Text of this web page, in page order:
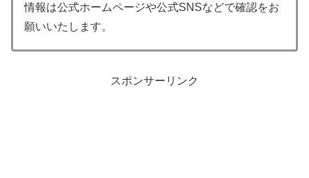
情報は公式ホームページや公式SNSなどで確認をお
願いいたします。
スポンサーリンク